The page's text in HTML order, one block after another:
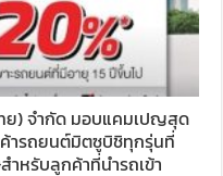
ย) จำกัด มอบแคมเปญสุด
ค้ารถยนต์มิตซูบิชิทุกรุ่นที่
ำหรับลูกค้าที่นำรถเข้า